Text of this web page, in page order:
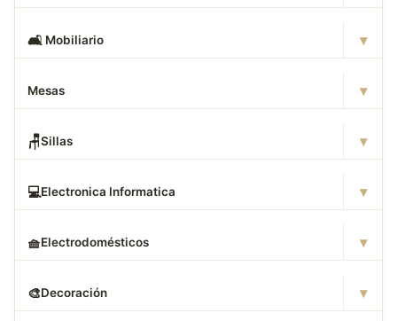
🛋 ️ Mobiliario ▾
Mesas ▾
🪑Sillas ▾
💻Electronica Informatica ▾
🧺Electrodomésticos ▾
🎨Decoración ▾